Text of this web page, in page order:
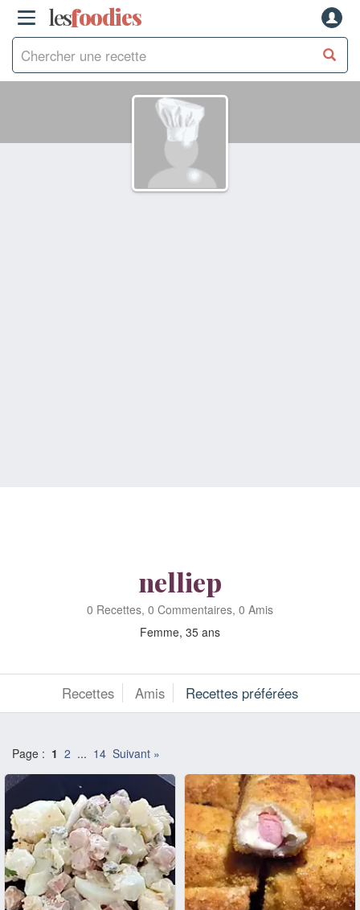
lesfoodies
nelliep
0 Recettes, 0 Commentaires, 0 Amis
Femme, 35 ans
Recettes Amis Recettes préférées
Page : 1 2 ... 14 Suivant »